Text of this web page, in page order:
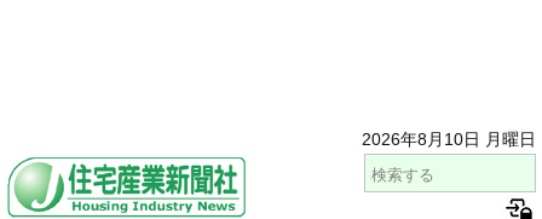
2026年8月10日 月曜日